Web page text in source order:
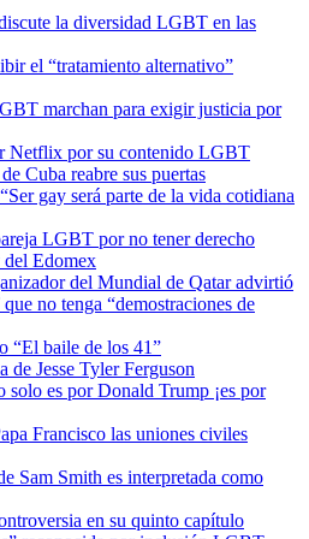
la diversidad LGBT en las
el “tratamiento alternativo”
marchan para exigir justicia por
Netflix por su contenido LGBT
Cuba reabre sus puertas
gay será parte de la vida cotidiana
LGBT por no tener derecho
del Edomex
del Mundial de Qatar advirtió
no tenga “demostraciones de
“El baile de los 41”
de Jesse Tyler Ferguson
solo es por Donald Trump ¡es por
Francisco las uniones civiles
Sam Smith es interpretada como
en su quinto capítulo